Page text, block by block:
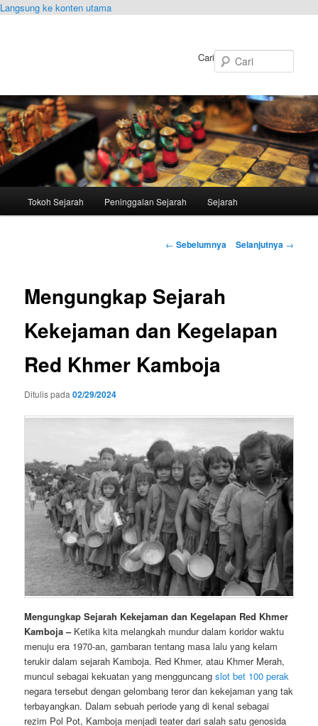
Langsung ke konten utama
Cari
Tokoh Sejarah Peninggalan Sejarah Sejarah
Navigasi
← Sebelumnya Selanjutnya →
Mengungkap Sejarah
Kekejaman dan Kegelapan
Red Khmer Kamboja
Ditulis pada02/29/2024
Mengungkap Sejarah Kekejaman dan Kegelapan Red Khmer
Kamboja – Ketika kita melangkah mundur dalam koridor waktu
menuju era 1970-an, gambaran tentang masa lalu yang kelam
terukir dalam sejarah Kamboja. Red Khmer, atau Khmer Merah,
muncul sebagai kekuatan yang mengguncangslot bet 100 perak
negara tersebut dengan gelombang teror dan kekejaman yang tak
terbayangkan. Dalam sebuah periode yang di kenal sebagai
rezim Pol Pot, Kamboja menjadi teater dari salah satu genosida